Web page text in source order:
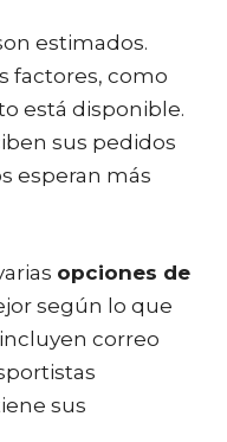
estimados.
factores, como
está disponible.
sus pedidos
esperan más
opciones de
según lo que
correo
sus